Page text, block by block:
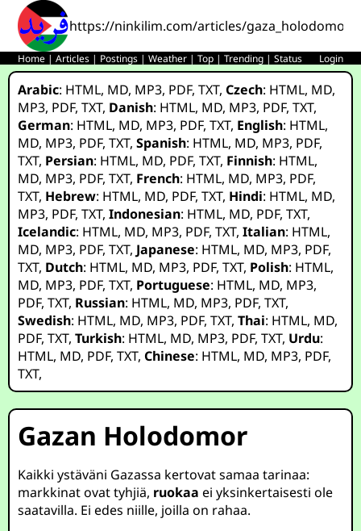
https://ninkilim.com/articles/gaza_holodomor/
Home |Articles | Postings |Weather |Top |Trending |Status Login
Arabic: HTML, MD, MP3, PDF,TXT,Czech: HTML, MD,
MP3, PDF,TXT, Danish: HTML, MD, MP3, PDF,TXT,
German: HTML, MD, MP3, PDF,TXT, English: HTML,
MD, MP3, PDF,TXT,Spanish: HTML, MD, MP3, PDF,
TXT, Persian: HTML, MD, PDF,TXT, Finnish: HTML,
MD, MP3, PDF,TXT, French: HTML, MD, MP3, PDF,
TXT, Hebrew: HTML, MD, PDF,TXT, Hindi: HTML, MD,
MP3, PDF,TXT,Indonesian: HTML, MD, PDF,TXT,
Icelandic: HTML, MD, MP3, PDF,TXT,Italian: HTML,
MD, MP3, PDF,TXT, Japanese: HTML, MD, MP3, PDF,
TXT, Dutch: HTML, MD, MP3, PDF,TXT, Polish: HTML,
MD, MP3, PDF,TXT, Portuguese: HTML, MD, MP3,
PDF,TXT, Russian: HTML, MD, MP3, PDF,TXT,
Swedish: HTML, MD, MP3, PDF,TXT,Thai: HTML, MD,
PDF,TXT,Turkish: HTML, MD, MP3, PDF,TXT, Urdu:
HTML, MD, PDF,TXT,Chinese: HTML, MD, MP3, PDF,
TXT,
Gazan Holodomor
Kaikki ystäväni Gazassa kertovat samaa tarinaa:
markkinat ovat tyhjiä, ruokaa ei yksinkertaisesti ole
saatavilla. Ei edes niille, joilla on rahaa.